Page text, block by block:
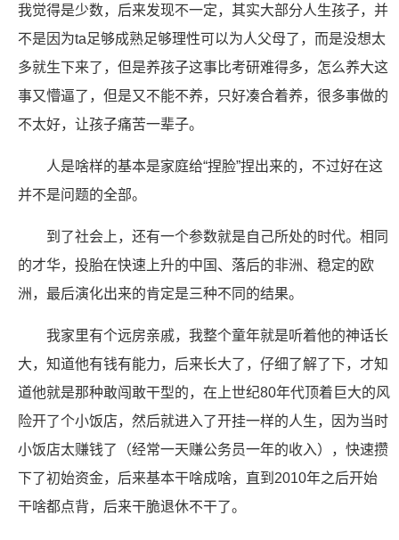
我觉得是少数，后来发现不一定，其实大部分人生孩子，并
不是因为ta足够成熟足够理性可以为人父母了，而是没想太
多就生下来了，但是养孩子这事比考研难得多，怎么养大这
事又懵逼了，但是又不能不养，只好凑合着养，很多事做的
不太好，让孩子痛苦一辈子。
人是啥样的基本是家庭给“捏脸”捏出来的，不过好在这
并不是问题的全部。
到了社会上，还有一个参数就是自己所处的时代。相同
的才华，投胎在快速上升的中国、落后的非洲、稳定的欧
洲，最后演化出来的肯定是三种不同的结果。
我家里有个远房亲戚，我整个童年就是听着他的神话长
大，知道他有钱有能力，后来长大了，仔细了解了下，才知
道他就是那种敢闯敢干型的，在上世纪80年代顶着巨大的风
险开了个小饭店，然后就进入了开挂一样的人生，因为当时
小饭店太赚钱了（经常一天赚公务员一年的收入），快速攒
下了初始资金，后来基本干啥成啥，直到2010年之后开始
干啥都点背，后来干脆退休不干了。